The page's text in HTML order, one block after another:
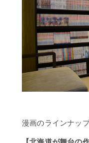
ご
い
合
漫画のラインナッ